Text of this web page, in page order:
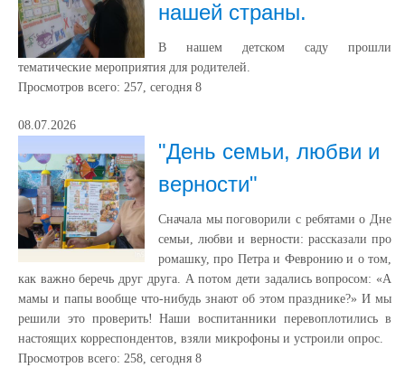
нашей страны.
В нашем детском саду прошли
тематические мероприятия для родителей.
Просмотров всего: 257, сегодня 8
08.07.2026
"День семьи, любви и
верности"
Сначала мы поговорили с ребятами о Дне
семьи, любви и верности: рассказали про
ромашку, про Петра и Февронию и о том,
как важно беречь друг друга. А потом дети задались вопросом: «А
мамы и папы вообще что-нибудь знают об этом празднике?» И мы
решили это проверить! Наши воспитанники перевоплотились в
настоящих корреспондентов, взяли микрофоны и устроили опрос.
Просмотров всего: 258, сегодня 8